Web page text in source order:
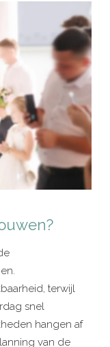
terwijl
snel
hangen af
van de